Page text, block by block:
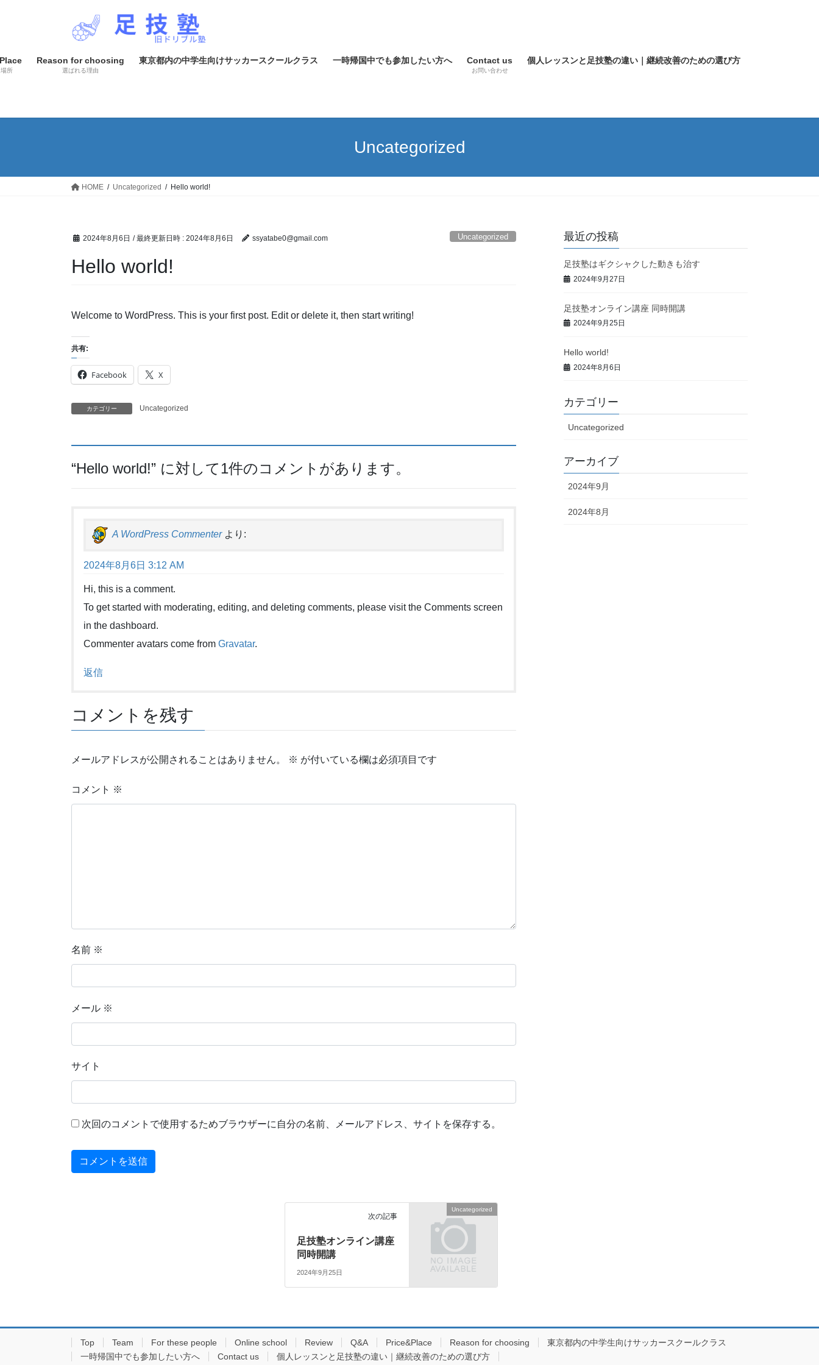
ツ
シ
所
Reason for choosing
選ばれる理由
東京都内の中学生向けサッカースクールクラス 一時帰国中でも参加したい方へ Contact us
お問い合わせ
個人レッスンと足技塾の違い｜継続改善のための選び方
Uncategorized
HOME Uncategorized Hello world!
2024年8月6日 / 最終更新日時 : 2024年8月6日 ssyatabe0@gmail.com Uncategorized
Hello world!
Welcome to WordPress. This is your first post. Edit or delete it, then start writing!
共有:
Facebook X
カテゴリー Uncategorized
“Hello world!” に対して1件のコメントがあります。
A WordPress Commenter より:
2024年8月6日 3:12 AM
Hi, this is a comment.
To get started with moderating, editing, and deleting comments, please visit the Comments screen
in the dashboard.
Commenter avatars come from Gravatar.
返信
コメントを残す
メールアドレスが公開されることはありません。 ※ が付いている欄は必須項目です
コメント ※
名前 ※
メール ※
サイト
次回のコメントで使用するためブラウザーに自分の名前、メールアドレス、サイトを保存する。
Uncategorized
次の記事
足技塾オンライン講座
同時開講
2024年9月25日
最近の投稿
足技塾はギクシャクした動きも治す
2024年9月27日
足技塾オンライン講座 同時開講
2024年9月25日
Hello world!
2024年8月6日
カテゴリー
Uncategorized
アーカイブ
2024年9月
2024年8月
Top Team For these people Online school Review Q&A Price&Place Reason for choosing
東京都内の中学生向けサッカースクールクラス
一時帰国中でも参加したい方へ
Contact us 個人レッスンと足技塾の違い｜継続改善のための選び方